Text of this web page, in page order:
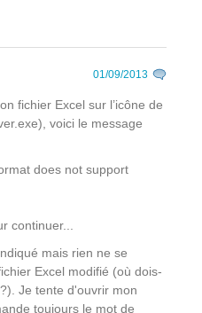
01/09/2013
fichier Excel sur l’icône de
voici le message
does not support
continuer...
mais rien ne se
Excel modifié (où dois-
Je tente d'ouvrir mon
toujours le mot de